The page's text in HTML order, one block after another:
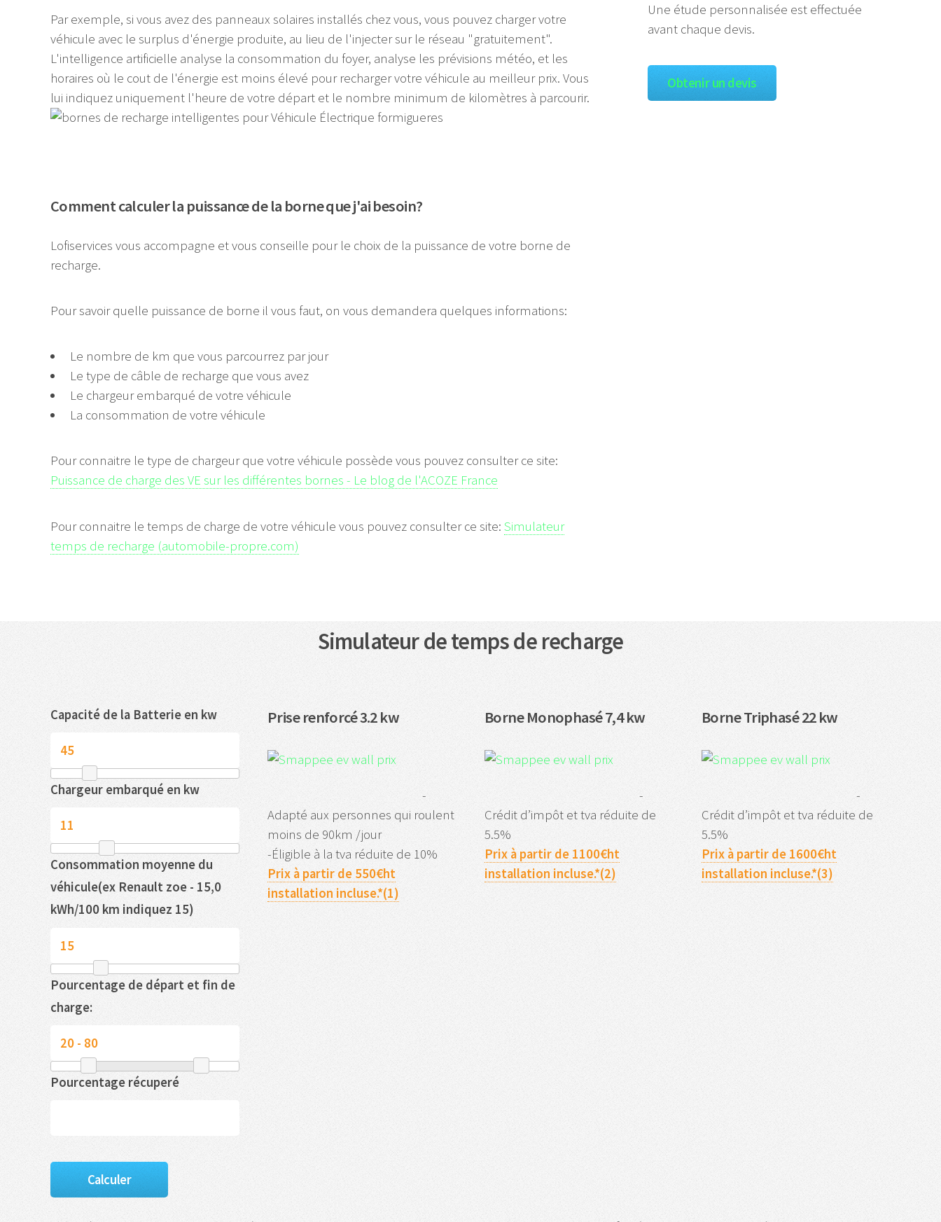
Par exemple, si vous avez des panneaux solaires installés chez vous, vous pouvez charger votre
véhicule avec le surplus d'énergie produite, au lieu de l'injecter sur le réseau "gratuitement".
L'intelligence artificielle analyse la consommation du foyer, analyse les prévisions météo, et les
horaires où le cout de l'énergie est moins élevé pour recharger votre véhicule au meilleur prix. Vous
lui indiquez uniquement l'heure de votre départ et le nombre minimum de kilomètres à parcourir.
Comment calculer la puissance de la borne que j'ai besoin?
Lofiservices vous accompagne et vous conseille pour le choix de la puissance de votre borne de
recharge.
Pour savoir quelle puissance de borne il vous faut, on vous demandera quelques informations:
Le nombre de km que vous parcourrez par jour
Le type de câble de recharge que vous avez
Le chargeur embarqué de votre véhicule
La consommation de votre véhicule
Pour connaitre le type de chargeur que votre véhicule possède vous pouvez consulter ce site:
Puissance de charge des VE sur les différentes bornes - Le blog de l'ACOZE France
Pour connaitre le temps de charge de votre véhicule vous pouvez consulter ce site: Simulateur
temps de recharge (automobile-propre.com)
Une étude personnalisée est effectuée
avant chaque devis.
Obtenir un devis
Simulateur de temps de recharge
Capacité de la Batterie en kw
Chargeur embarqué en kw
Consommation moyenne du
véhicule(ex Renault zoe - 15,0
kWh/100 km indiquez 15)
Pourcentage de départ et fin de
charge:
Pourcentage récuperé
Prise renforcé 3.2 kw
-
Adapté aux personnes qui roulent
moins de 90km /jour
-Éligible à la tva réduite de 10%
Prix à partir de 550€ht
installation incluse.*(1)
Borne Monophasé 7,4 kw
-
Crédit d’impôt et tva réduite de
5.5%
Prix à partir de 1100€ht
installation incluse.*(2)
Borne Triphasé 22 kw
-
Crédit d’impôt et tva réduite de
5.5%
Prix à partir de 1600€ht
installation incluse.*(3)